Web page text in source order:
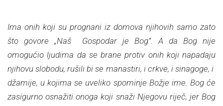
Ima onih koji su prognani iz domova njihovih samo zato
što govore „Naš Gospodar je Bog”. A da Bog nije
omogućio ljudima da se brane protiv onih koji napadaju
njihovu slobodu, rušili bi se manastiri, i crkve, i sinagoge, i
džamije, u kojima se uveliko spominje Božje ime. Bog će
zasigurno osnažiti onoga koji snaži Njegovu riječ, jer Bog